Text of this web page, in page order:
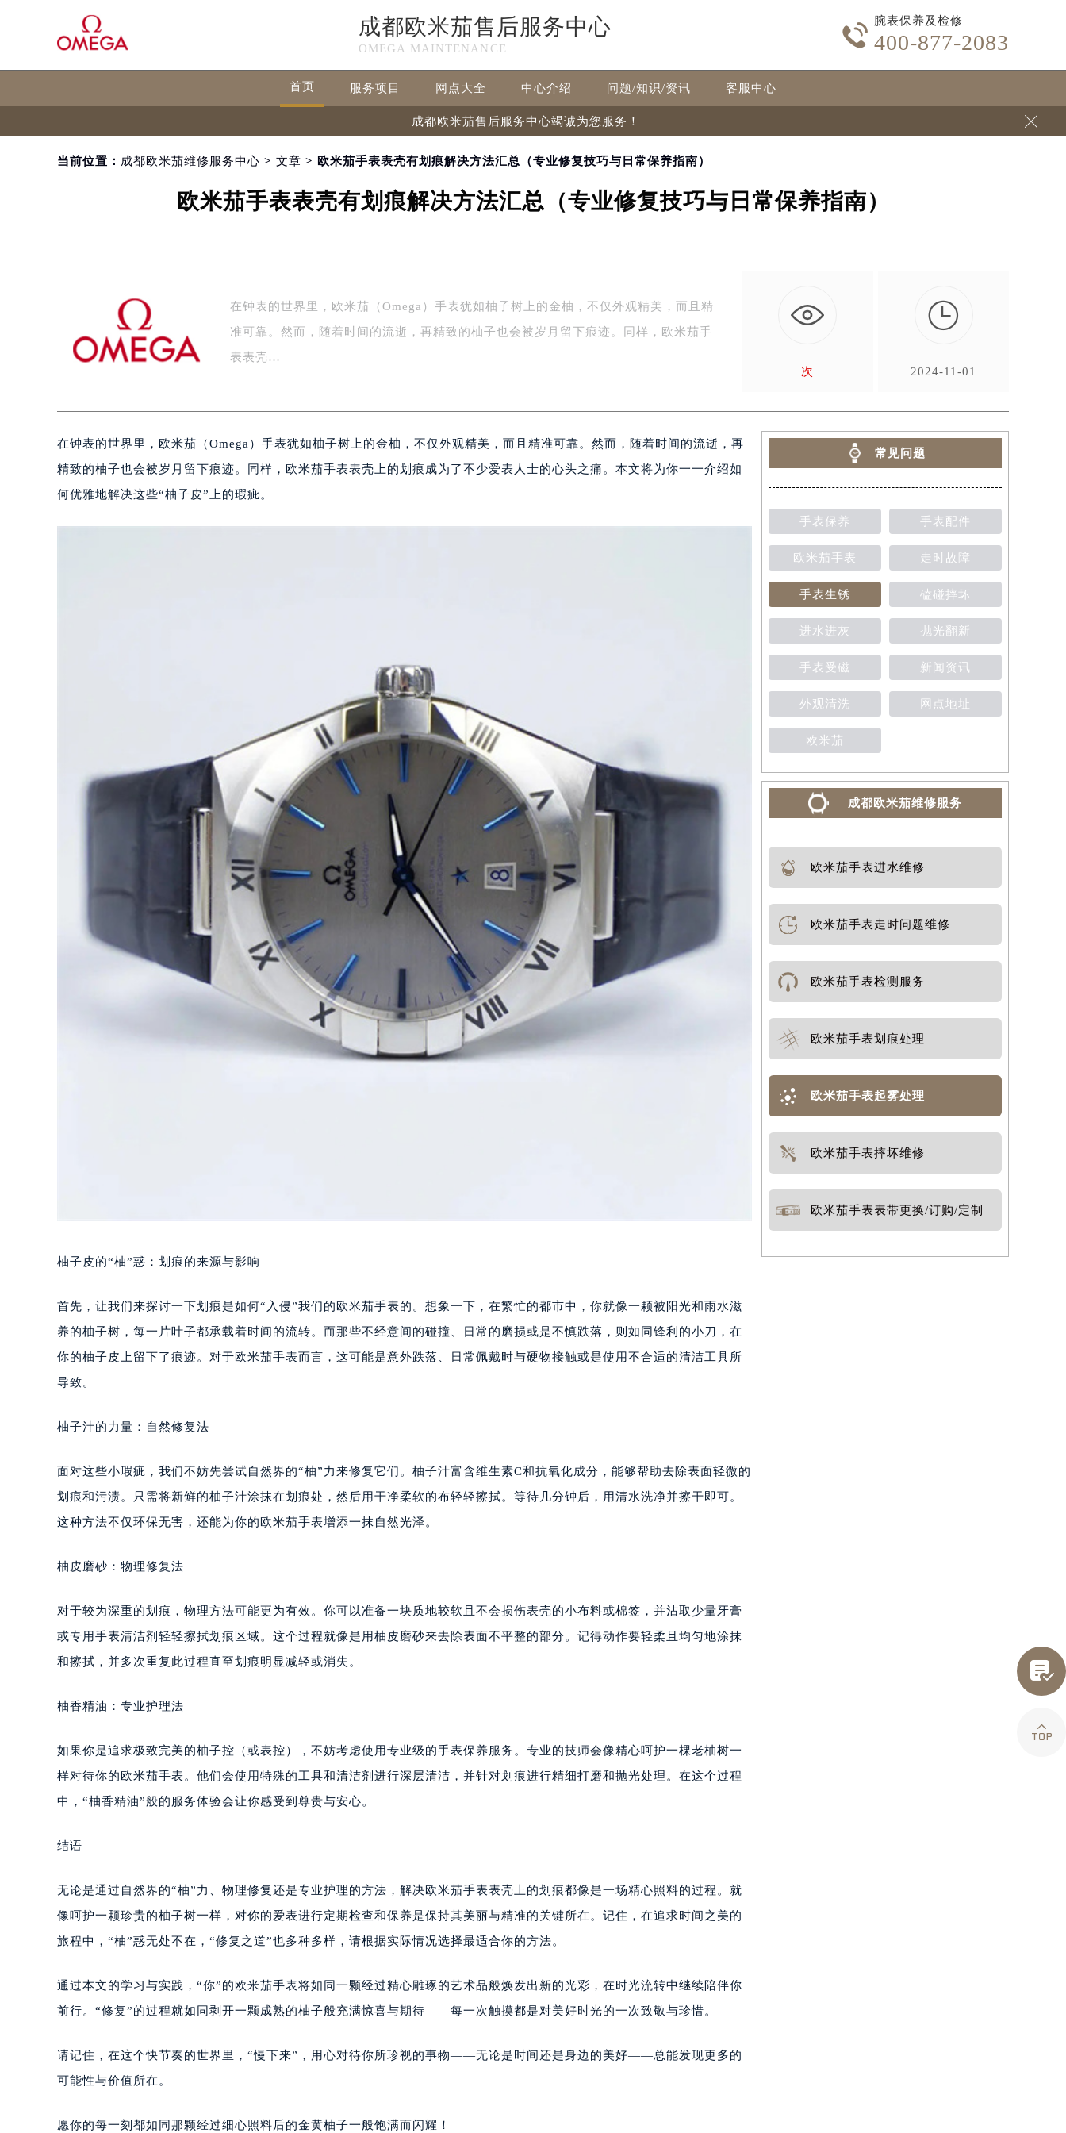
成都欧米茄售后服务中心
OMEGA MAINTENANCE

腕表保养及检修
400-877-2083
首页 服务项目 网点大全 中心介绍 问题/知识/资讯 客服中心
成都欧米茄售后服务中心竭诚为您服务！ 
当前位置： 成都欧米茄维修服务中心 > 文章 > 欧米茄手表表壳有划痕解决方法汇总（专业修复技巧与日常保养指南）
欧米茄手表表壳有划痕解决方法汇总（专业修复技巧与日常保养指南）
在钟表的世界里，欧米茄（Omega）手表犹如柚子树上的金柚，不仅外观精美，而且精
准可靠。然而，随着时间的流逝，再精致的柚子也会被岁月留下痕迹。同样，欧米茄手
表表壳…
次

2024-11-01
在钟表的世界里，欧米茄（Omega）手表犹如柚子树上的金柚，不仅外观精美，而且精准可靠。然而，随着时间的流逝，再
精致的柚子也会被岁月留下痕迹。同样，欧米茄手表表壳上的划痕成为了不少爱表人士的心头之痛。本文将为你一一介绍如
何优雅地解决这些“柚子皮”上的瑕疵。
柚子皮的“柚”惑：划痕的来源与影响
首先，让我们来探讨一下划痕是如何“入侵”我们的欧米茄手表的。想象一下，在繁忙的都市中，你就像一颗被阳光和雨水滋
养的柚子树，每一片叶子都承载着时间的流转。而那些不经意间的碰撞、日常的磨损或是不慎跌落，则如同锋利的小刀，在
你的柚子皮上留下了痕迹。对于欧米茄手表而言，这可能是意外跌落、日常佩戴时与硬物接触或是使用不合适的清洁工具所
导致。
柚子汁的力量：自然修复法
面对这些小瑕疵，我们不妨先尝试自然界的“柚”力来修复它们。柚子汁富含维生素C和抗氧化成分，能够帮助去除表面轻微的
划痕和污渍。只需将新鲜的柚子汁涂抹在划痕处，然后用干净柔软的布轻轻擦拭。等待几分钟后，用清水洗净并擦干即可。
这种方法不仅环保无害，还能为你的欧米茄手表增添一抹自然光泽。
柚皮磨砂：物理修复法
对于较为深重的划痕，物理方法可能更为有效。你可以准备一块质地较软且不会损伤表壳的小布料或棉签，并沾取少量牙膏
或专用手表清洁剂轻轻擦拭划痕区域。这个过程就像是用柚皮磨砂来去除表面不平整的部分。记得动作要轻柔且均匀地涂抹
和擦拭，并多次重复此过程直至划痕明显减轻或消失。
柚香精油：专业护理法
如果你是追求极致完美的柚子控（或表控），不妨考虑使用专业级的手表保养服务。专业的技师会像精心呵护一棵老柚树一
样对待你的欧米茄手表。他们会使用特殊的工具和清洁剂进行深层清洁，并针对划痕进行精细打磨和抛光处理。在这个过程
中，“柚香精油”般的服务体验会让你感受到尊贵与安心。
结语
无论是通过自然界的“柚”力、物理修复还是专业护理的方法，解决欧米茄手表表壳上的划痕都像是一场精心照料的过程。就
像呵护一颗珍贵的柚子树一样，对你的爱表进行定期检查和保养是保持其美丽与精准的关键所在。记住，在追求时间之美的
旅程中，“柚”惑无处不在，“修复之道”也多种多样，请根据实际情况选择最适合你的方法。
通过本文的学习与实践，“你”的欧米茄手表将如同一颗经过精心雕琢的艺术品般焕发出新的光彩，在时光流转中继续陪伴你
前行。“修复”的过程就如同剥开一颗成熟的柚子般充满惊喜与期待——每一次触摸都是对美好时光的一次致敬与珍惜。
请记住，在这个快节奏的世界里，“慢下来”，用心对待你所珍视的事物——无论是时间还是身边的美好——总能发现更多的
可能性与价值所在。
愿你的每一刻都如同那颗经过细心照料后的金黄柚子一般饱满而闪耀！
常见问题
手表保养 手表配件
欧米茄手表 走时故障
手表生锈 磕碰摔坏
进水进灰 抛光翻新
手表受磁 新闻资讯
外观清洗 网点地址
欧米茄
成都欧米茄维修服务
欧米茄手表进水维修
欧米茄手表走时问题维修
欧米茄手表检测服务
欧米茄手表划痕处理
欧米茄手表起雾处理
欧米茄手表摔坏维修
欧米茄手表表带更换/订购/定制

